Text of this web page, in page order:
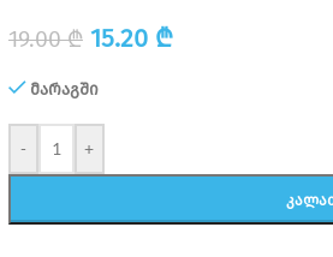
19.00₾ 15.20 ₾
მარაგში
- +